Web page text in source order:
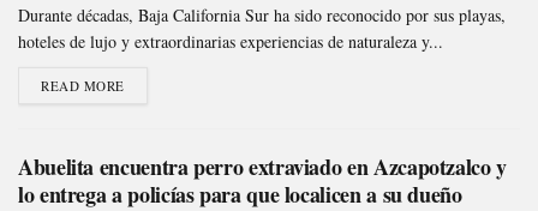
Durante décadas, Baja California Sur ha sido reconocido por sus playas,
hoteles de lujo y extraordinarias experiencias de naturaleza y...
READ MORE
Abuelita encuentra perro extraviado en Azcapotzalco y
lo entrega a policías para que localicen a su dueño